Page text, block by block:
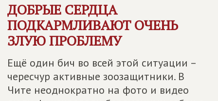
ДОБРЫЕ СЕРДЦА
ПОДКАРМЛИВАЮТ ОЧЕНЬ
ЗЛУЮ ПРОБЛЕМУ
Ещё один бич во всей этой ситуации –
чересчур активные зоозащитники. В
Чите неоднократно на фото и видео